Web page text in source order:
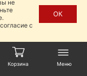
соглашается с условиями,
сайта Popadiv10 запрещено,
сайта Popadiv10.
Корзина Меню
не
с
ОК